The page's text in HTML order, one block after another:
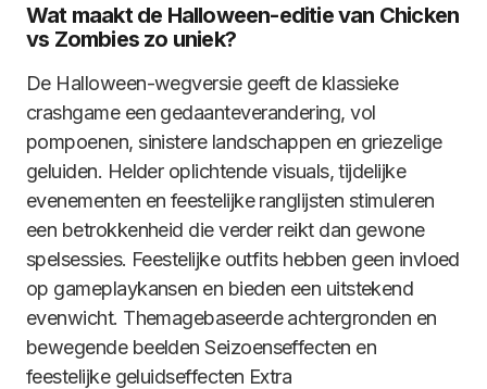
Wat maakt de Halloween-editie van Chicken
vs Zombies zo uniek?
De Halloween-wegversie geeft de klassieke
crashgame een gedaanteverandering, vol
pompoenen, sinistere landschappen en griezelige
geluiden. Helder oplichtende visuals, tijdelijke
evenementen en feestelijke ranglijsten stimuleren
een betrokkenheid die verder reikt dan gewone
spelsessies. Feestelijke outfits hebben geen invloed
op gameplaykansen en bieden een uitstekend
evenwicht. Themagebaseerde achtergronden en
bewegende beelden Seizoenseffecten en
feestelijke geluidseffecten Extra